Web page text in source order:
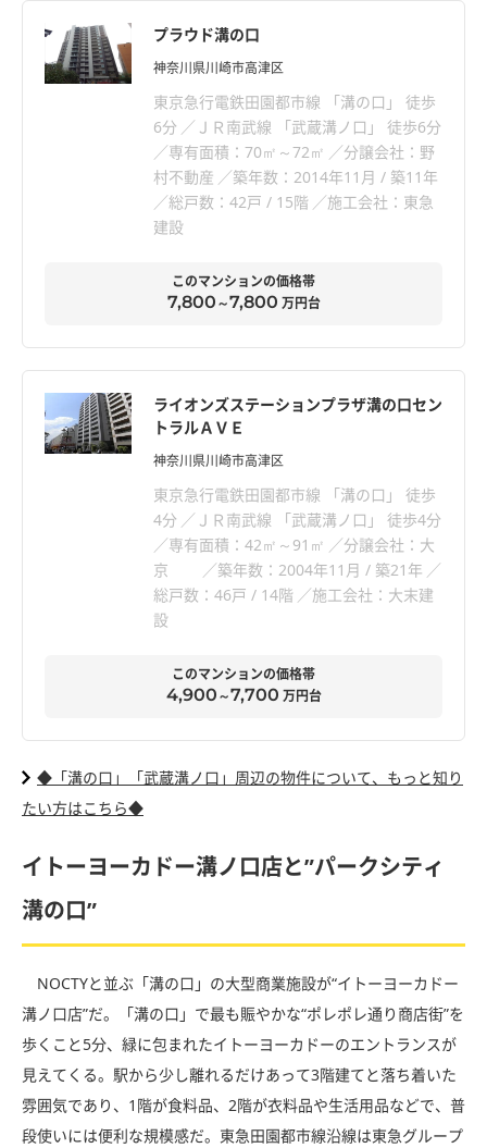
プラウド溝の口
神奈川県川崎市高津区
東京急行電鉄田園都市線 「溝の口」 徒歩
6分
ＪＲ南武線 「武蔵溝ノ口」 徒歩6分
専有面積：70㎡～72㎡
分譲会社：野
村不動産
築年数：2014年11月 / 築11年
総戸数：42戸 / 15階
施工会社：東急
建設
このマンションの価格帯
7,800～7,800 万円台
ライオンズステーションプラザ溝の口セン
トラルＡＶＥ
神奈川県川崎市高津区
東京急行電鉄田園都市線 「溝の口」 徒歩
4分
ＪＲ南武線 「武蔵溝ノ口」 徒歩4分
専有面積：42㎡～91㎡
分譲会社：大
京
築年数：2004年11月 / 築21年
総戸数：46戸 / 14階
施工会社：大末建
設
このマンションの価格帯
4,900～7,700 万円台
◆「溝の口」「武蔵溝ノ口」周辺の物件について、もっと知り
たい方はこちら◆
イトーヨーカドー溝ノ口店と”パークシティ
溝の口”
NOCTYと並ぶ「溝の口」の大型商業施設が“イトーヨーカドー
溝ノ口店”だ。「溝の口」で最も賑やかな“ポレポレ通り商店街”を
歩くこと5分、緑に包まれたイトーヨーカドーのエントランスが
見えてくる。駅から少し離れるだけあって3階建てと落ち着いた
雰囲気であり、1階が食料品、2階が衣料品や生活用品などで、普
段使いには便利な規模感だ。東急田園都市線沿線は東急グループ